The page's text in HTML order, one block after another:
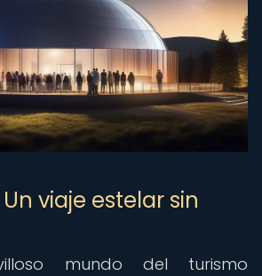
Un viaje estelar sin
mundo del turismo